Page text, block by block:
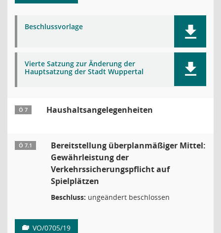
Beschlussvorlage
Vierte Satzung zur Änderung der
Hauptsatzung der Stadt Wuppertal
Ö 7 Haushaltsangelegenheiten
Ö 7.1
Bereitstellung überplanmäßiger Mittel:
Gewährleistung der
Verkehrssicherungspflicht auf
Spielplätzen
Beschluss: ungeändert beschlossen
VO/0705/19